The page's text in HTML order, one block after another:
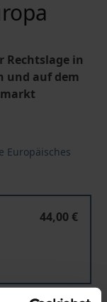
Rechtslage in
und auf dem
Europäisches
44,00 €